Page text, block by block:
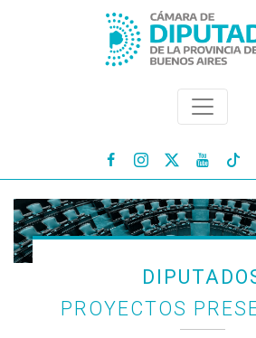
 
PROYECTOS